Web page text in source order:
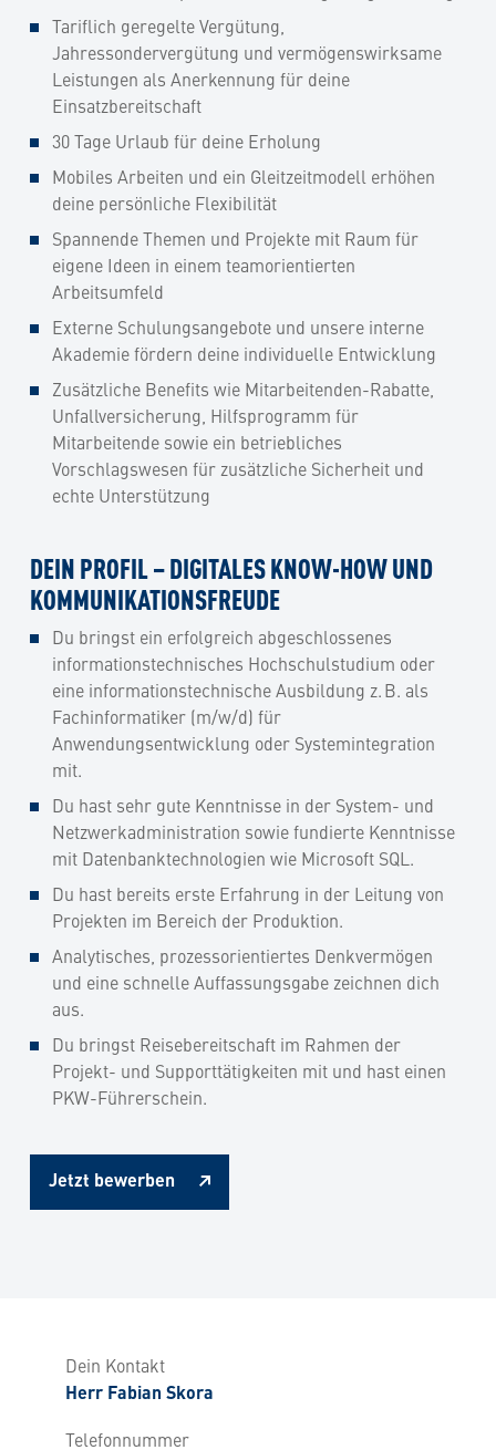
Tariflich geregelte Vergütung,
Jahressondervergütung und vermögenswirksame
Leistungen als Anerkennung für deine
Einsatzbereitschaft
30 Tage Urlaub für deine Erholung
Mobiles Arbeiten und ein Gleitzeitmodell erhöhen
deine persönliche Flexibilität
Spannende Themen und Projekte mit Raum für
eigene Ideen in einem teamorientierten
Arbeitsumfeld
Externe Schulungsangebote und unsere interne
Akademie fördern deine individuelle Entwicklung
Zusätzliche Benefits wie Mitarbeitenden-Rabatte,
Unfallversicherung, Hilfsprogramm für
Mitarbeitende sowie ein betriebliches
Vorschlagswesen für zusätzliche Sicherheit und
echte Unterstützung
DEIN PROFIL – DIGITALES KNOW-HOW UND
KOMMUNIKATIONSFREUDE
Du bringst ein erfolgreich abgeschlossenes
informationstechnisches Hochschulstudium oder
eine informationstechnische Ausbildung z. B. als
Fachinformatiker (m/w/d) für
Anwendungsentwicklung oder Systemintegration
mit.
Du hast sehr gute Kenntnisse in der System- und
Netzwerkadministration sowie fundierte Kenntnisse
mit Datenbanktechnologien wie Microsoft SQL.
Du hast bereits erste Erfahrung in der Leitung von
Projekten im Bereich der Produktion.
Analytisches, prozessorientiertes Denkvermögen
und eine schnelle Auffassungsgabe zeichnen dich
aus.
Du bringst Reisebereitschaft im Rahmen der
Projekt- und Supporttätigkeiten mit und hast einen
PKW-Führerschein.
Jetzt bewerben
Dein Kontakt
Herr Fabian Skora
Telefonnummer